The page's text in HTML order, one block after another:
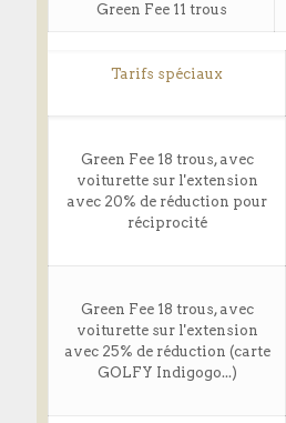
Green Fee 11 trous
Tarifs spéciaux
Green Fee 18 trous, avec
voiturette sur l'extension
avec 20% de réduction pour
réciprocité
Green Fee 18 trous, avec
voiturette sur l'extension
avec 25% de réduction (carte
GOLFY Indigogo...)